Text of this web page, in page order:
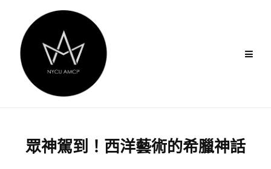
content
眾神駕到！西洋藝術的希臘神話